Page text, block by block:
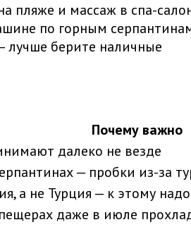
пляже и массаж в спа-
по горным
лучше берите наличные
Почему важно
далеко не везде
— пробки из-за
а не Турция — к этому
даже в июле